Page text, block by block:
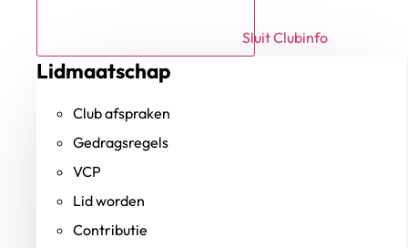
Sluit Clubinfo
Lidmaatschap
Club afspraken
Gedragsregels
VCP
Lid worden
Contributie